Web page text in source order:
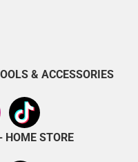
& ACCESSORIES
HOME STORE